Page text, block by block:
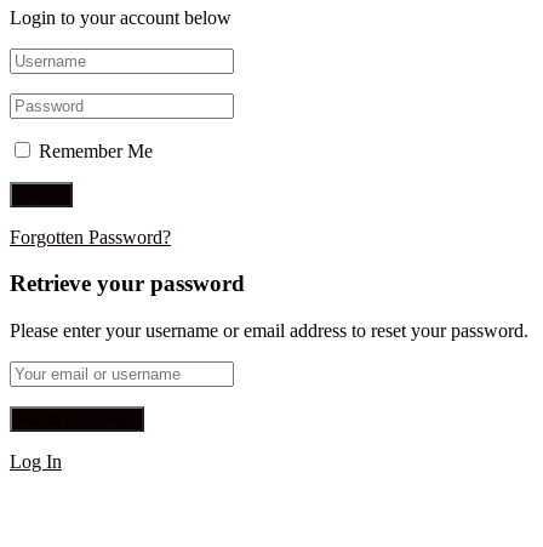
Login to your account below
Remember Me
Forgotten Password?
Retrieve your password
Please enter your username or email address to reset your password.
Log In